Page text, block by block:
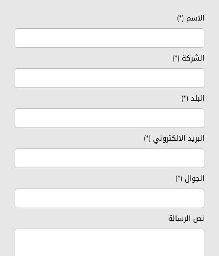
الاسم (*)
الشركة (*)
البلد (*)
البريد الالكتروني (*)
الجوال (*)
نص الرسالة